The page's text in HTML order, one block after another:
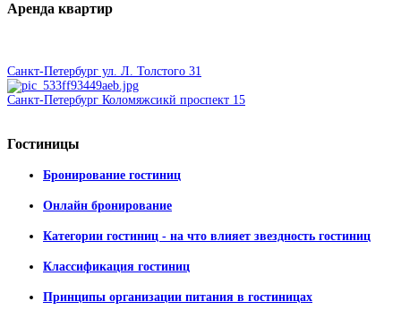
Аренда квартир
Санкт-Петербург ул. Л. Толстого 31
Санкт-Петербург Коломяжсикй проспект 15
Гостиницы
Бронирование гостиниц
Онлайн бронирование
Категории гостиниц - на что влияет звездность гостиниц
Классификация гостиниц
Принципы организации питания в гостиницах